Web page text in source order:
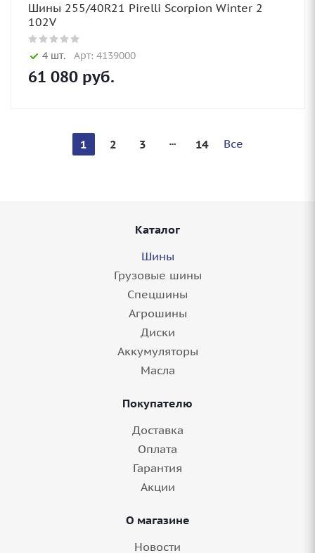
Шины 255/40R21 Pirelli Scorpion Winter 2
102V
4 шт. Арт: 4139000
61 080 руб.
1 2 3 14 Все
Каталог
Шины
Грузовые шины
Спецшины
Агрошины
Диски
Аккумуляторы
Масла
Покупателю
Доставка
Оплата
Гарантия
Акции
О магазине
Новости